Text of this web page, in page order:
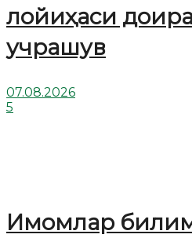
лойиҳаси
учрашув
07.08.2026
5
Имомлар